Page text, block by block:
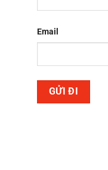
Email